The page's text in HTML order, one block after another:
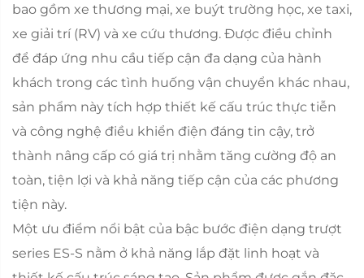
bao gồm xe thương mại, xe buýt trường học, xe taxi,
xe giải trí (RV) và xe cứu thương. Được điều chỉnh
để đáp ứng nhu cầu tiếp cận đa dạng của hành
khách trong các tình huống vận chuyển khác nhau,
sản phẩm này tích hợp thiết kế cấu trúc thực tiễn
và công nghệ điều khiển điện đáng tin cậy, trở
thành nâng cấp có giá trị nhằm tăng cường độ an
toàn, tiện lợi và khả năng tiếp cận của các phương
tiện này.
Một ưu điểm nổi bật của bậc bước điện dạng trượt
series ES-S nằm ở khả năng lắp đặt linh hoạt và